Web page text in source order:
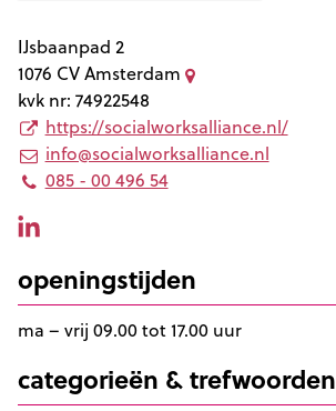
IJsbaanpad 2
1076 CVAmsterdam
kvk nr: 74922548
https://socialworksalliance.nl/
info@socialworksalliance.nl
085 - 00 496 54
openingstijden
ma – vrij 09.00 tot 17.00 uur
categorieën & trefwoorden